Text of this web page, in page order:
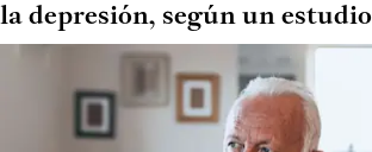
la depresión, según un estudio